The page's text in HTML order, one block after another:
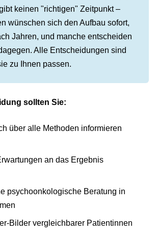
keinen "richtigen" Zeitpunkt –
wünschen sich den Aufbau sofort,
Jahren, und manche entscheiden
Alle Entscheidungen sind
zu Ihnen passen.
sollten Sie:
über alle Methoden informieren
an das Ergebnis
psychoonkologische Beratung in
Bilder vergleichbarer Patientinnen